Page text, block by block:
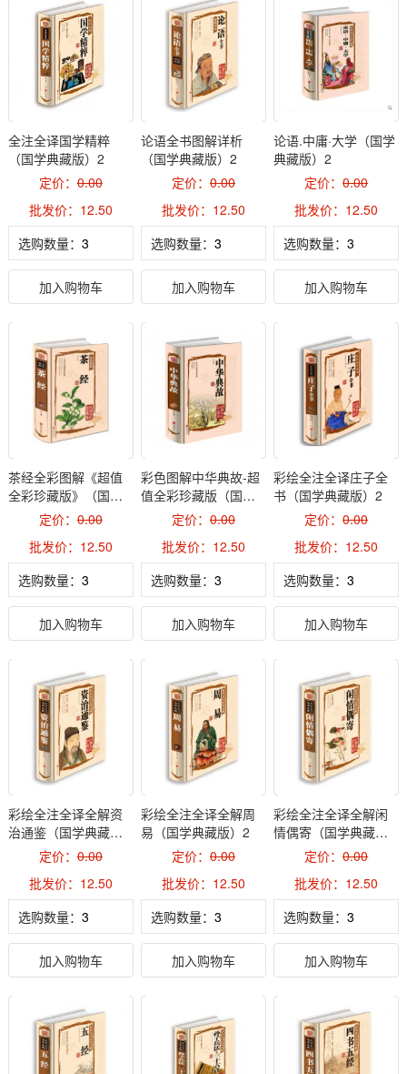
全注全译国学精粹
（国学典藏版）2
定价：0.00
批发价：12.50
选购数量：
加入购物车
论语全书图解详析
（国学典藏版）2
定价： 0.00
批发价：12.50
选购数量：
加入购物车
论语.中庸·大学（国学
典藏版）2
定价：0.00
批发价：12.50
选购数量：
加入购物车
茶经全彩图解《超值
全彩珍藏版》（国学
典藏版）2
定价：0.00
批发价：12.50
选购数量：
加入购物车
彩色图解中华典故-超
值全彩珍藏版（国学
典藏版）2
定价： 0.00
批发价：12.50
选购数量：
加入购物车
彩绘全注全译庄子全
书（国学典藏版）2
定价：0.00
批发价：12.50
选购数量：
加入购物车
彩绘全注全译全解资
治通鉴（国学典藏
版）2定价：0.00
批发价：12.50
选购数量：
加入购物车
彩绘全注全译全解周
易（国学典藏版）2
定价： 0.00
批发价：12.50
选购数量：
加入购物车
彩绘全注全译全解闲
情偶寄（国学典藏
版）2定价：0.00
批发价：12.50
选购数量：
加入购物车